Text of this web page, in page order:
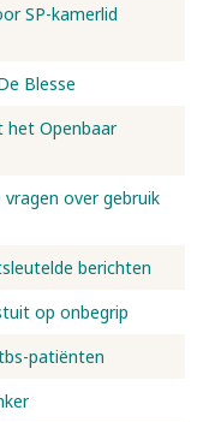
SP-kamerlid
Blesse
het Openbaar
over gebruik
berichten
op onbegrip
patiënten